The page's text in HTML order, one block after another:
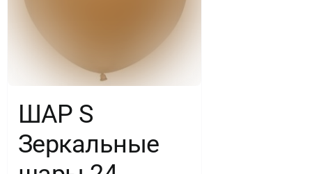
ШАР S
Зеркальные